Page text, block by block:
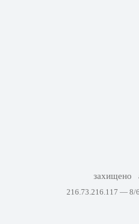
захищено
216.73.216.117 — 8/